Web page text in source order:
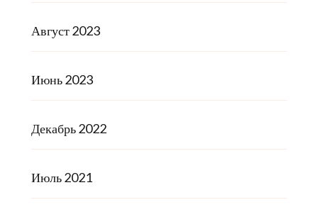
Август 2023
Июнь 2023
Декабрь 2022
Июль 2021